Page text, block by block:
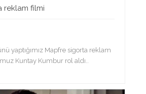
reklam filmi
yaptığımız Mapfre sigorta reklam
Kuntay Kumbur rol aldı..